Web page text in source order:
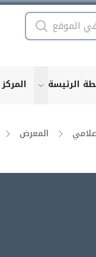
show submenu
الرئيسة "More"
المعرض